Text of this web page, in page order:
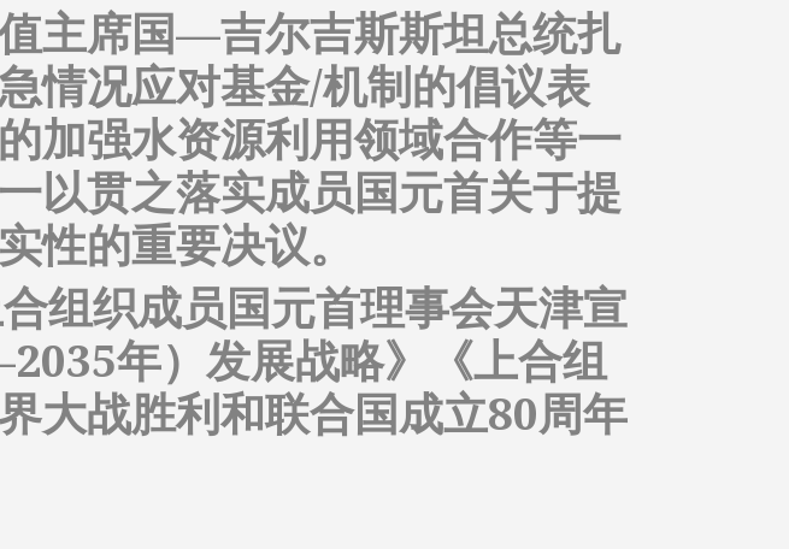
主席国—吉尔吉斯斯坦总统扎
情况应对基金/机制的倡议表
加强水资源利用领域合作等一
以贯之落实成员国元首关于提
性的重要决议。
组织成员国元首理事会天津宣
年）发展战略》《上合组
大战胜利和联合国成立80周年